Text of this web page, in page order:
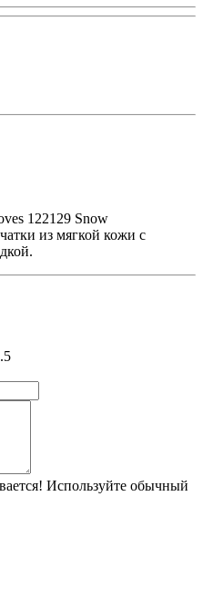
122129 Snow
из мягкой кожи с
Используйте обычный